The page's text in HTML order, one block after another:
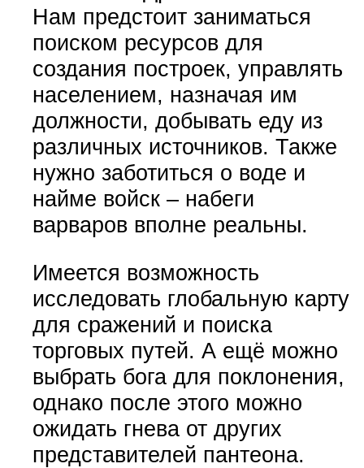
Нам предстоит заниматься
поиском ресурсов для
создания построек, управлять
населением, назначая им
должности, добывать еду из
различных источников. Также
нужно заботиться о воде и
найме войск – набеги
варваров вполне реальны.
Имеется возможность
исследовать глобальную карту
для сражений и поиска
торговых путей. А ещё можно
выбрать бога для поклонения,
однако после этого можно
ожидать гнева от других
представителей пантеона.